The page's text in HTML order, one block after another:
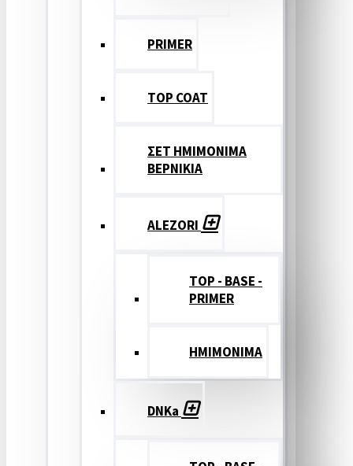
PRIMER
TOP COAT
ΣΕΤ ΗΜΙΜΟΝΙΜΑ
ΒΕΡΝΙΚΙΑ
ALEZORI
TOP - BASE -
PRIMER
ΗΜΙΜΟΝΙΜΑ
DNKa